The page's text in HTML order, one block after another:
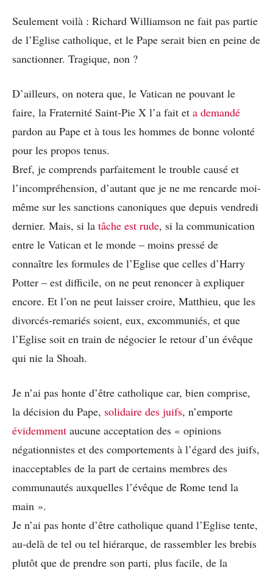
Seulement voilà : Richard Williamson ne fait pas partie
de l’Eglise catholique, et le Pape serait bien en peine de
sanctionner. Tragique, non ?
D’ailleurs, on notera que, le Vatican ne pouvant le
faire, la Fraternité Saint-Pie X l’a fait et a demandé
pardon au Pape et à tous les hommes de bonne volonté
pour les propos tenus.
Bref, je comprends parfaitement le trouble causé et
l’incompréhension, d’autant que je ne me rencarde moi-
même sur les sanctions canoniques que depuis vendredi
dernier. Mais, si la tâche est rude, si la communication
entre le Vatican et le monde – moins pressé de
connaître les formules de l’Eglise que celles d’Harry
Potter – est difficile, on ne peut renoncer à expliquer
encore. Et l’on ne peut laisser croire, Matthieu, que les
divorcés-remariés soient, eux, excommuniés, et que
l’Eglise soit en train de négocier le retour d’un évêque
qui nie la Shoah.
Je n’ai pas honte d’être catholique car, bien comprise,
la décision du Pape, solidaire des juifs, n’emporte
évidemment aucune acceptation des « opinions
négationnistes et des comportements à l’égard des juifs,
inacceptables de la part de certains membres des
communautés auxquelles l’évêque de Rome tend la
main ».
Je n’ai pas honte d’être catholique quand l’Eglise tente,
au-delà de tel ou tel hiérarque, de rassembler les brebis
plutôt que de prendre son parti, plus facile, de la